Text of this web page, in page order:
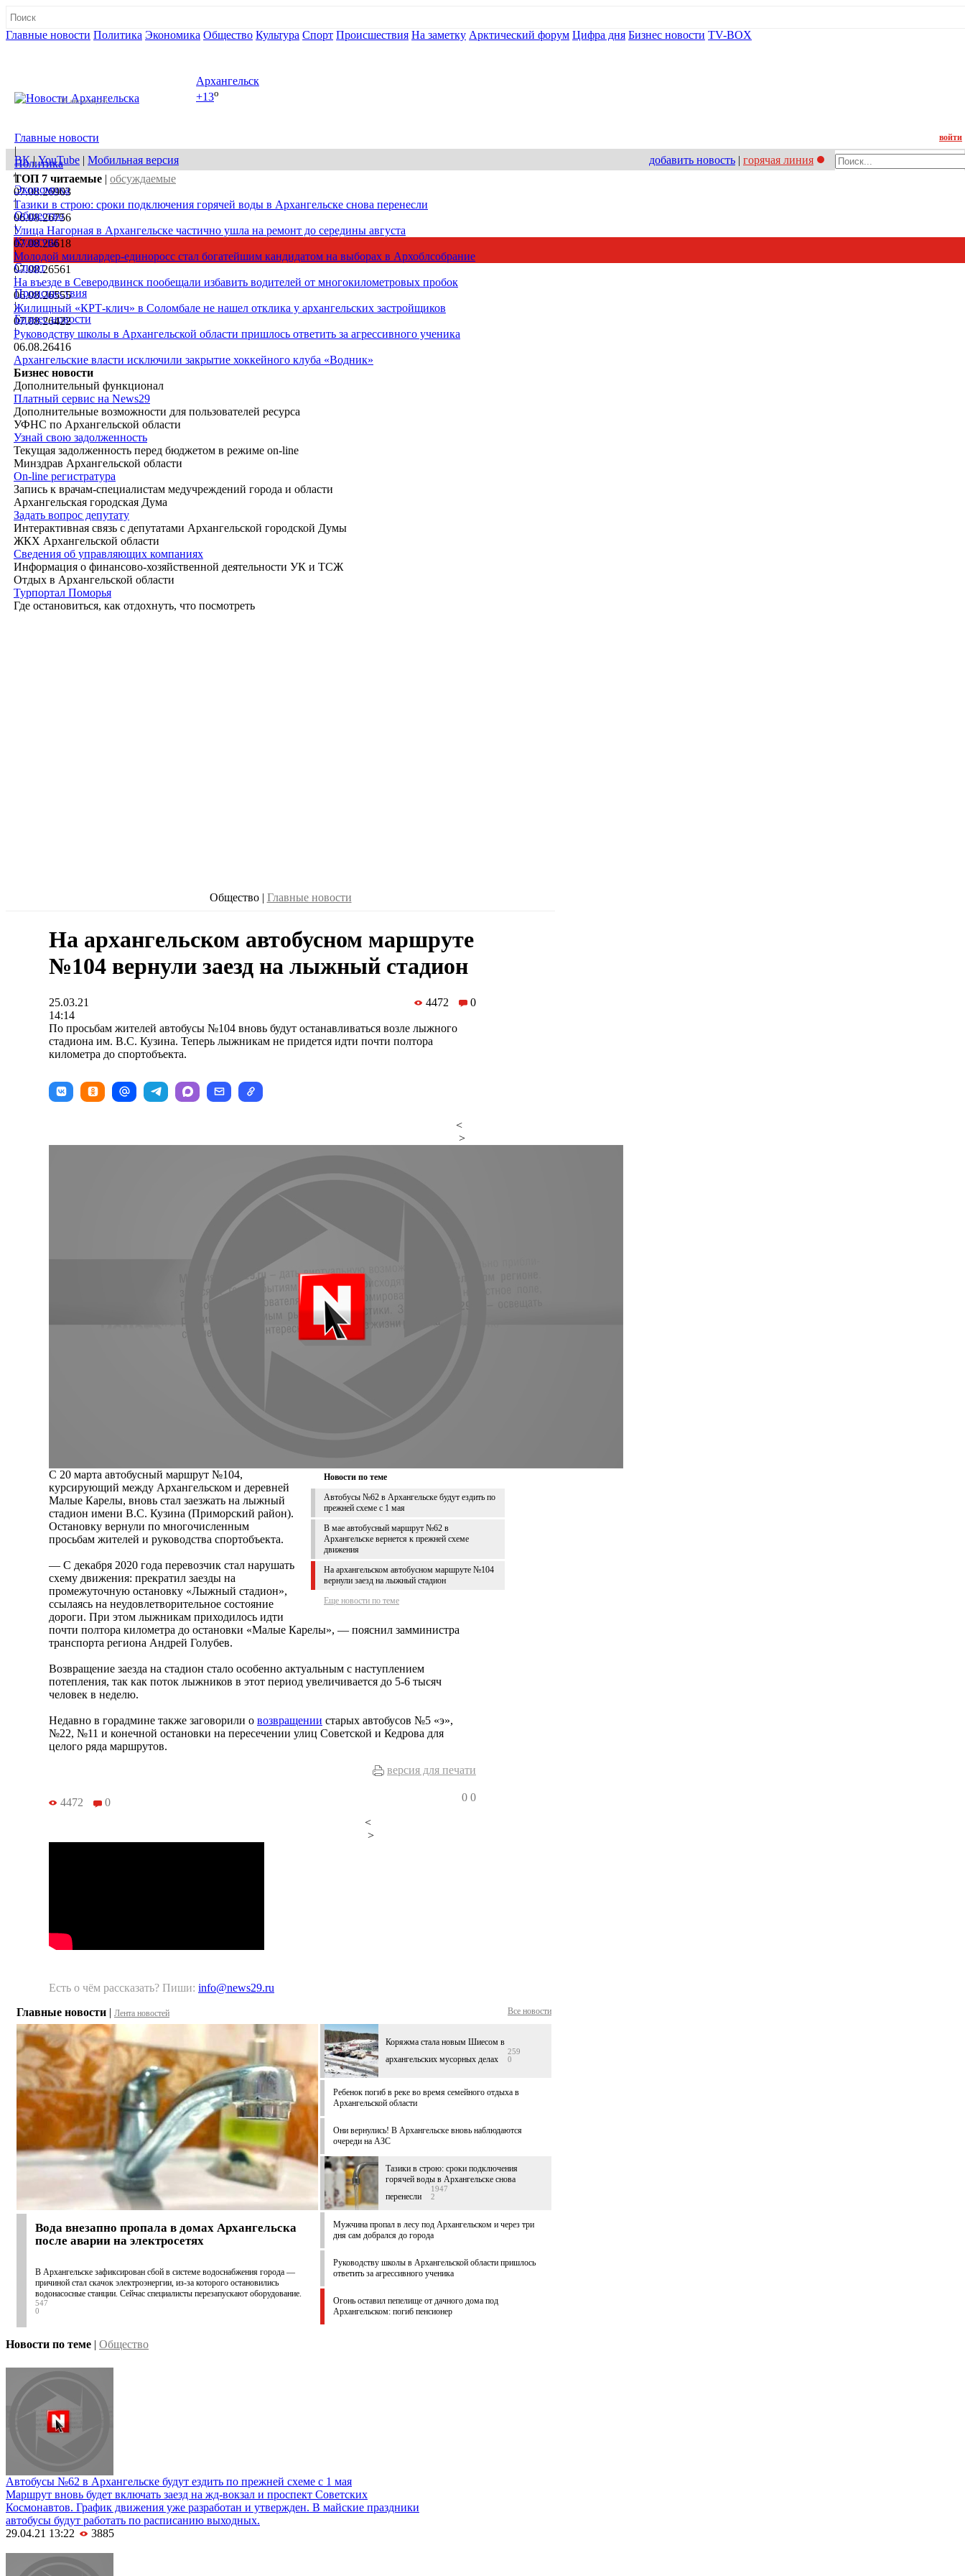
Главные новости Политика Экономика Общество Культура Спорт Происшествия На заметку Арктический форум Цифра дня Бизнес новости TV-BOX
08 августа, сб
Архангельск
+13o
Главные новости
|
Политика
|
Экономика
|
Общество
|
Культура
|
Спорт
|
Происшествия
|
Бизнес новости
|
войти
ВК|YouTube | Мобильная версия добавить новость | горячая линия
ТОП 7 читаемые | обсуждаемые
07.08.26903
Тазики в строю: сроки подключения горячей воды в Архангельске снова перенесли
06.08.26756
Улица Нагорная в Архангельске частично ушла на ремонт до середины августа
07.08.26618
Молодой миллиардер-единоросс стал богатейшим кандидатом на выборах в Архоблсобрание
07.08.26561
На въезде в Северодвинск пообещали избавить водителей от многокилометровых пробок
06.08.26555
Жилищный «КРТ-клич» в Соломбале не нашел отклика у архангельских застройщиков
07.08.26422
Руководству школы в Архангельской области пришлось ответить за агрессивного ученика
06.08.26416
Архангельские власти исключили закрытие хоккейного клуба «Водник»
Бизнес новости
Дополнительный функционал
Платный сервис на News29
Дополнительные возможности для пользователей ресурса
УФНС по Архангельской области
Узнай свою задолженность
Текущая задолженность перед бюджетом в режиме on-line
Минздрав Архангельской области
On-line регистратура
Запись к врачам-специалистам медучреждений города и области
Архангельская городская Дума
Задать вопрос депутату
Интерактивная связь с депутатами Архангельской городской Думы
ЖКХ Архангельской области
Сведения об управляющих компаниях
Информация о финансово-хозяйственной деятельности УК и ТСЖ
Отдых в Архангельской области
Турпортал Поморья
Где остановиться, как отдохнуть, что посмотреть
Общество | Главные новости
На архангельском автобусном маршруте
№104 вернули заезд на лыжный стадион
25.03.21
14:14
4472 0
По просьбам жителей автобусы №104 вновь будут останавливаться возле лыжного
стадиона им. В.С. Кузина. Теперь лыжникам не придется идти почти полтора
километра до спортобъекта.
<
>
Новости по теме
Автобусы №62 в Архангельске будут ездить по
прежней схеме с 1 мая
В мае автобусный маршрут №62 в
Архангельске вернется к прежней схеме
движения
На архангельском автобусном маршруте №104
вернули заезд на лыжный стадион
Еще новости по теме
С 20 марта автобусный маршрут №104,
курсирующий между Архангельском и деревней
Малые Карелы, вновь стал заезжать на лыжный
стадион имени В.С. Кузина (Приморский район).
Остановку вернули по многочисленным
просьбам жителей и руководства спортобъекта.
— С декабря 2020 года перевозчик стал нарушать
схему движения: прекратил заезды на
промежуточную остановку «Лыжный стадион»,
ссылаясь на неудовлетворительное состояние
дороги. При этом лыжникам приходилось идти
почти полтора километра до остановки «Малые Карелы», — пояснил замминистра
транспорта региона Андрей Голубев.
Возвращение заезда на стадион стало особенно актуальным с наступлением
потепления, так как поток лыжников в этот период увеличивается до 5-6 тысяч
человек в неделю.
Недавно в горадмине также заговорили о возвращении старых автобусов №5 «э»,
№22, №11 и конечной остановки на пересечении улиц Советской и Кедрова для
целого ряда маршрутов.
версия для печати
4472 0 0 0
<
>
Есть о чём рассказать? Пиши: info@news29.ru
Главные новости | Лента новостей Все новости
Вода внезапно пропала в домах Архангельска
после аварии на электросетях
В Архангельске зафиксирован сбой в системе водоснабжения города —
причиной стал скачок электроэнергии, из-за которого остановились
водонасосные станции. Сейчас специалисты перезапускают оборудование.
547
0
Коряжма стала новым Шиесом в
архангельских мусорных делах
259
0
Ребенок погиб в реке во время семейного отдыха в
Архангельской области
Они вернулись! В Архангельске вновь наблюдаются
очереди на АЗС
Тазики в строю: сроки подключения
горячей воды в Архангельске снова
перенесли
1947
2
Мужчина пропал в лесу под Архангельском и через три
дня сам добрался до города
Руководству школы в Архангельской области пришлось
ответить за агрессивного ученика
Огонь оставил пепелище от дачного дома под
Архангельском: погиб пенсионер
Новости по теме | Общество
Автобусы №62 в Архангельске будут ездить по прежней схеме с 1 мая
Маршрут вновь будет включать заезд на жд-вокзал и проспект Советских
Космонавтов. График движения уже разработан и утвержден. В майские праздники
автобусы будут работать по расписанию выходных.
29.04.21 13:22
3885